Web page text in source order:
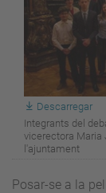
Descarregar
Integrants del
vicerectora Maria
l'ajuntament
Posar-se a la